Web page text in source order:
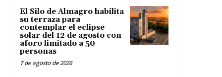
El Silo de Almagro habilita
su terraza para
contemplar el eclipse
solar del 12 de agosto con
aforo limitado a 50
personas
7 de agosto de 2026